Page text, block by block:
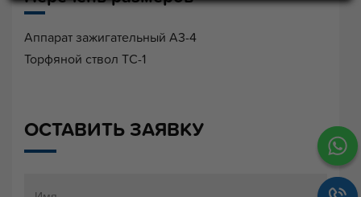
Аппарат зажигательный А3-4
Торфяной ствол ТС-1
ОСТАВИТЬ ЗАЯВКУ